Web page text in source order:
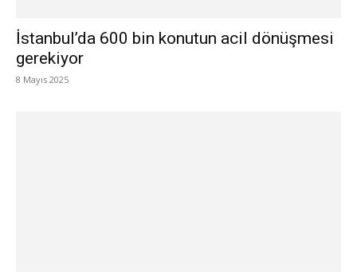
İstanbul’da 600 bin konutun acil dönüşmesi
gerekiyor
8 Mayıs 2025